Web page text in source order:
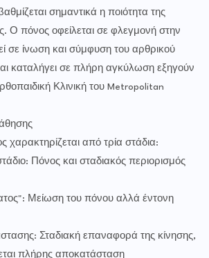
σημαντικά η ποιότητα της
Ο πόνος οφείλεται σε φλεγμονή στην
σε ίνωση και σύμφυση του αρθρικού
καταλήγει σε πλήρη αγκύλωση εξηγούν
Κλινική του Metropolitan
από τρία στάδια:
Πόνος και σταδιακός περιορισμός
Μείωση του πόνου αλλά έντονη
Σταδιακή επαναφορά της κίνησης,
πλήρης αποκατάσταση